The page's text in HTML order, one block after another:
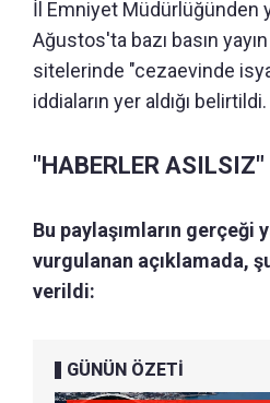
İl Emniyet Müdürlüğünden
Ağustos'ta bazı basın
sitelerinde "cezaevinde
iddiaların yer aldığı belirtildi.
"HABERLER ASILSIZ"
Bu paylaşımların gerçeği
vurgulanan açıklamada,
verildi:
GÜNÜN ÖZETİ